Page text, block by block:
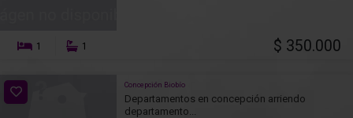
1 1 $ 350.000
Concepción Biobío
Departamentos en concepción arriendo
departamento...